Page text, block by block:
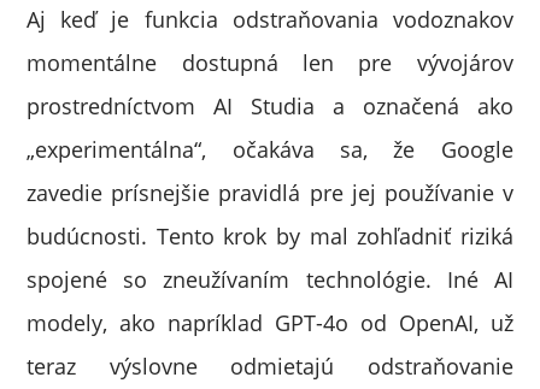
Aj keď je funkcia odstraňovania vodoznakov
momentálne dostupná len pre vývojárov
prostredníctvom AI Studia a označená ako
„experimentálna“, očakáva sa, že Google
zavedie prísnejšie pravidlá pre jej používanie v
budúcnosti. Tento krok by mal zohľadniť riziká
spojené so zneužívaním technológie. Iné AI
modely, ako napríklad GPT-4o od OpenAI, už
teraz výslovne odmietajú odstraňovanie